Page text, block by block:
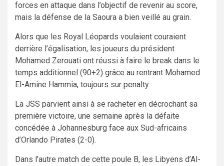
forces en attaque dans l’objectif de revenir au score,
mais la défense de la Saoura a bien veillé au grain.
Alors que les Royal Léopards voulaient couraient
derrière l’égalisation, les joueurs du président
Mohamed Zerouati ont réussi à faire le break dans le
temps additionnel (90+2) grâce au rentrant Mohamed
El-Amine Hammia, toujours sur penalty.
La JSS parvient ainsi à se racheter en décrochant sa
première victoire, une semaine après la défaite
concédée à Johannesburg face aux Sud-africains
d’Orlando Pirates (2-0).
Dans l’autre match de cette poule B, les Libyens d’Al-